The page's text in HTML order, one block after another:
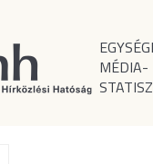
MÉDIA-